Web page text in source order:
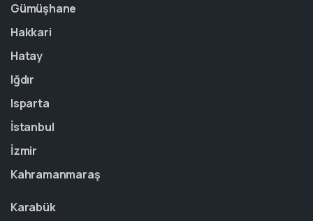
Gümüşhane
Hakkari
Hatay
Iğdır
Isparta
İstanbul
İzmir
Kahramanmaraş
Karabük